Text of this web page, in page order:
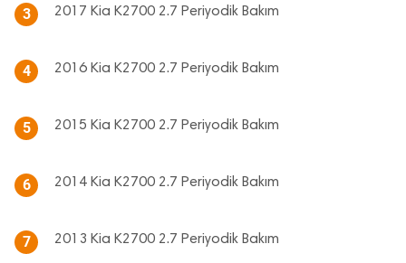
3 2017 Kia K2700 2.7 Periyodik Bakım
4 2016 Kia K2700 2.7 Periyodik Bakım
5 2015 Kia K2700 2.7 Periyodik Bakım
6 2014 Kia K2700 2.7 Periyodik Bakım
7 2013 Kia K2700 2.7 Periyodik Bakım